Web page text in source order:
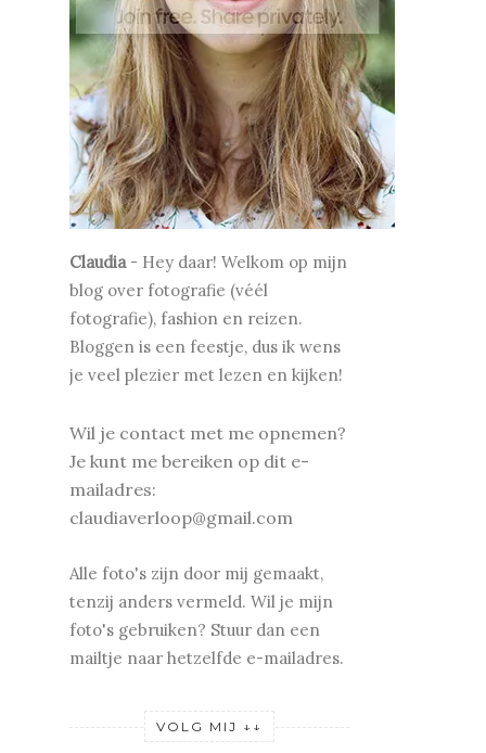
Claudia- Hey daar! Welkom op mijn
blog over fotografie (véél
fotografie), fashion en reizen.
Bloggen is een feestje, dus ik wens
je veel plezier met lezen en kijken!
Wil je contact met me opnemen?
Je kunt me bereiken op dit e-
mailadres:
claudiaverloop@gmail.com
Alle foto's zijn door mij gemaakt,
tenzij anders vermeld. Wil je mijn
foto's gebruiken? Stuur dan een
mailtje naar hetzelfde e-mailadres.
VOLG MIJ ↓↓